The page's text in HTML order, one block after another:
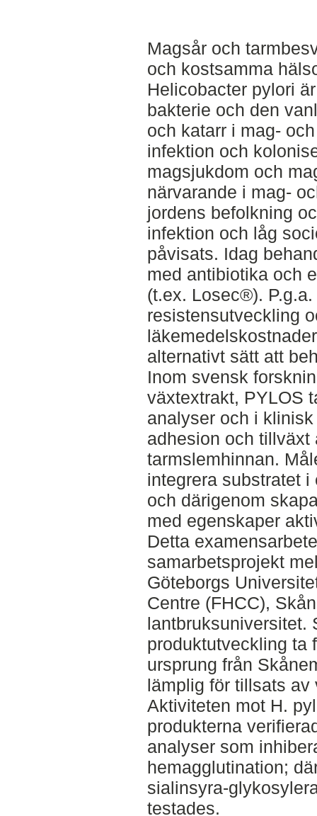
Magsår och
och kostsamma
Helicobacter pylori
bakterie och den
och katarr i mag-
infektion och
magsjukdom och
närvarande i mag-
jordens befolkning
infektion och låg
påvisats. Idag
med antibiotika och
(t.ex. Losec®).
resistensutveckling
alternativt sätt att
Inom svensk
växtextrakt, PYLOS
analyser och i
adhesion och tillväxt
tarmslemhinnan.
integrera substratet
och därigenom
med egenskaper
Detta
samarbetsprojekt
Göteborgs
Centre (FHCC),
lantbruksuniversitet.
produktutveckling ta
ursprung från
lämplig för tillsats av
Aktiviteten mot H.
produkterna
analyser som
hemagglutination;
sialinsyra-
testades.